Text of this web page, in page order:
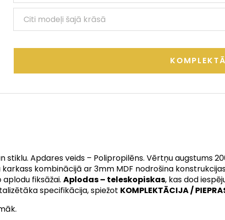
Citi modeļi šajā krāsā
stiklu. Apdares veids – Polipropilēns. Vērtņu augstums
kombinācijā ar 3mm MDF nodrošina
fiksāžai. Aplodas – teleskopiskas, kas dod
specifikācija, spiežot KOMPLEKTĀCIJA /